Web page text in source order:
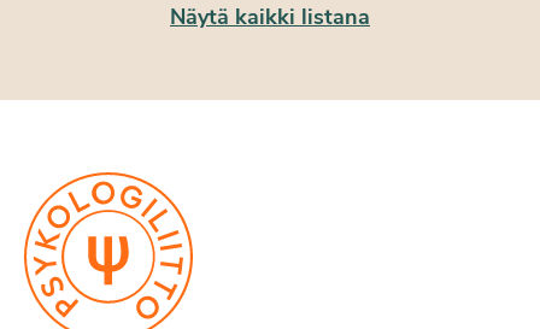
Näytä kaikki listana